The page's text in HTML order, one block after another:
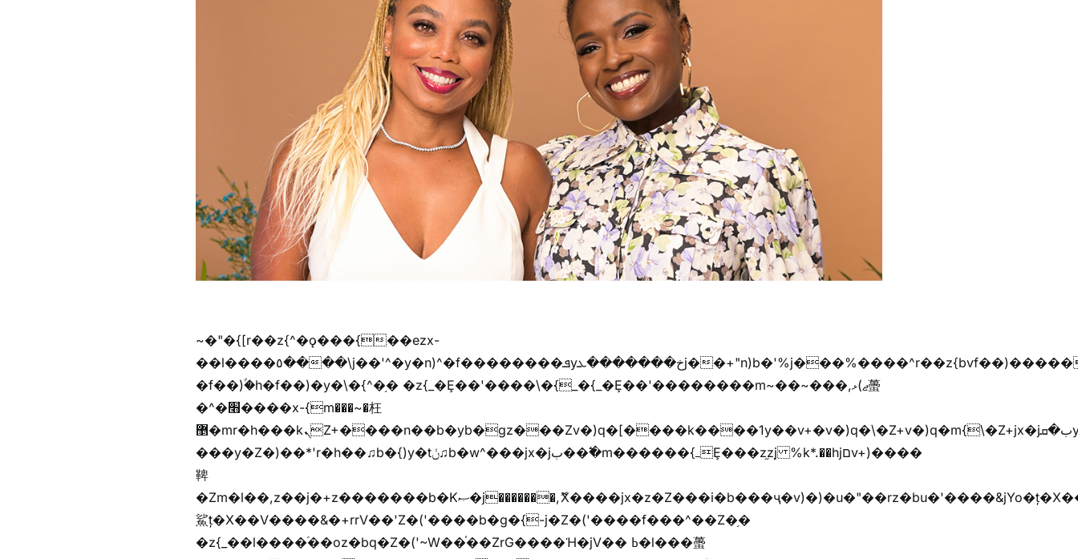
~�"�{[r��z{^�ǫ���{��ezx-
��l����٥����\j��'^�y�n)^�f��������ܦyخ�������ܥj��+"n)b�'%j���%����^r��z{bvf��)�������(!
�f��)ۢ�h�f��)�y�\�{^�֥� �z{_�Ȩ��'����\�{_�{_�Ȩ��'��������m~��~���,ޖ)ޅ蠆
�^�׫����x-{m���~�枉
޵�mr�h���kܢZ+����n��b�yb�gz���Zv�)q�[����k����1y��v+�v�)q�\�Z+v�)q�m{\�Z+jx�jب�ܩy�♫b�wb��-
���y�Z�)��*'r�h��♫b�{)y�tݩ♫b�w^���jx�jب��߱�m������{ߺȨ���z֦z֭j %k*.��hjםv+)����
鞞
�Zm�l��,z��j�+z�������b�Kޞ�j�������,ޮX����jx�z�Z���i�b���ҷ�v)�)�u�"��rz�bu�'����&jYo�ț�X��g��
鯊ț�X��V����&�+rrV��'Z�('����b�g�{-j�Z�('����f���^��Z�֥�
�z{_��l����֜��oz�bq�Z�('~W��֫��ZrG����Ή�jV�� ߕ�l���蠆